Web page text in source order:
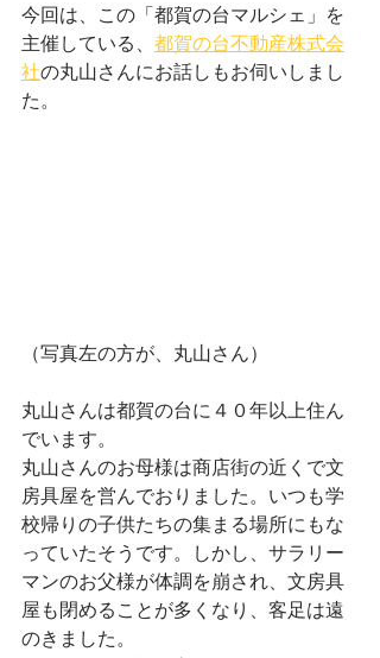
今回は、この「都賀の台マルシェ」を
主催している、 都賀の台不動産株式会
社の丸山さんにお話しもお伺いしまし
た。
（写真左の方が、丸山さん）
丸山さんは都賀の台に４０年以上住ん
でいます。
丸山さんのお母様は商店街の近くで文
房具屋を営んでおりました。いつも学
校帰りの子供たちの集まる場所にもな
っていたそうです。しかし、サラリー
マンのお父様が体調を崩され、文房具
屋も閉めることが多くなり、客足は遠
のきました。